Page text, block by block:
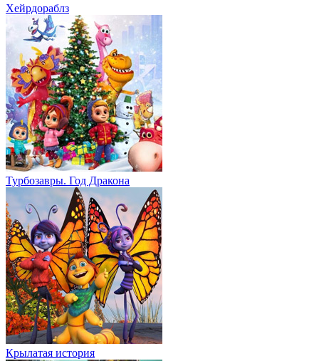
Хейрдораблз
Турбозавры. Год Дракона
Крылатая история